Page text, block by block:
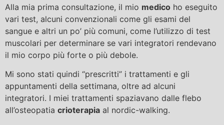
Alla mia prima consultazione, il mio medico ho eseguito
vari test, alcuni convenzionali come gli esami del
sangue e altri un po’ più comuni, come l’utilizzo di test
muscolari per determinare se vari integratori rendevano
il mio corpo più forte o più debole.
Mi sono stati quindi “prescritti” i trattamenti e gli
appuntamenti della settimana, oltre ad alcuni
integratori. I miei trattamenti spaziavano dalle flebo
all’osteopatia crioterapia al nordic-walking.